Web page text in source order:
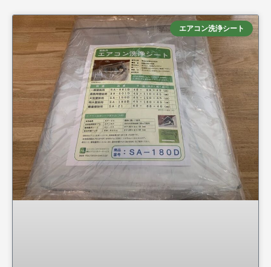
エアコン洗浄シート